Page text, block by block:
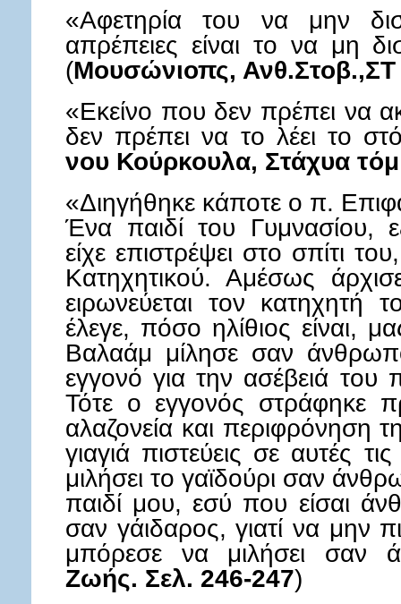
«Αφετηρία του να μην
απρέπειες είναι το να μη
(Μουσώνιοπς, Ανθ.Στοβ.,ΣΤ
«Εκείνο που δεν πρέπει να
δεν πρέπει να το λέει το
νου Κούρκουλα, Στάχυα
«Διηγήθηκε κάποτε ο π.
Ένα παιδί του Γυμνασίου,
είχε επιστρέψει στο σπίτι
Κατηχητικού. Αμέσως
ειρωνεύεται τον κατηχητή
έλεγε, πόσο ηλίθιος είναι,
Βαλαάμ μίλησε σαν
εγγονό για την ασέβειά
Τότε ο εγγονός στράφηκε
αλαζονεία και
γιαγιά πιστεύεις σε αυτές
μιλήσει το γαϊδούρι σαν
παιδί μου, εσύ που είσαι
σαν γάιδαρος, γιατί να μην
μπόρεσε να μιλήσει
Ζωής. Σελ. 246-247)